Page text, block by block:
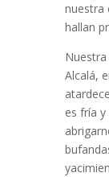
nuestra
hallan
Alcalá,
es fría